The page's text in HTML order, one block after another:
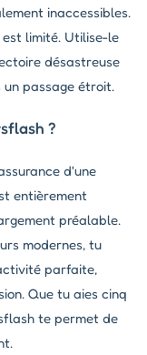
inaccessibles.
est limité. Utilise-le
désastreuse
passage étroit.
?
d'une
entièrement
préalable.
modernes, tu
parfaite,
Que tu aies cinq
te permet de